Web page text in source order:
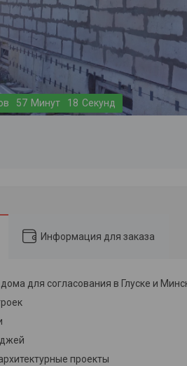
57 Минут 1 8 Секунд
Информация для заказа
для согласования в Глуске и
проекты